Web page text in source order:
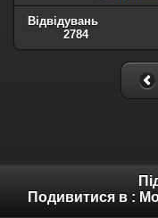
Відвідувань
2784
Подивитися в :